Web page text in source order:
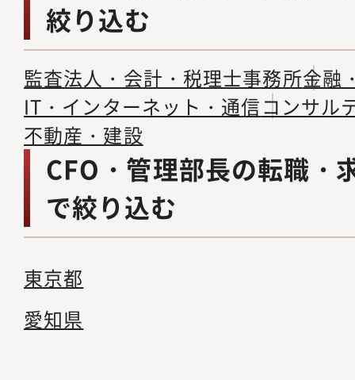
絞り込む
監査法人・会計・税理士事務所金融
IT・インターネット・通信コンサル
不動産・建設
CFO・管理部長の転職・
で絞り込む
東京都
愛知県